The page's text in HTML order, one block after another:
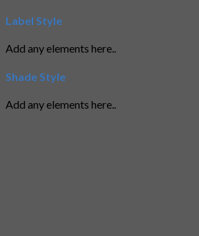
Label Style
Add any elements here..
Shade Style
Add any elements here..